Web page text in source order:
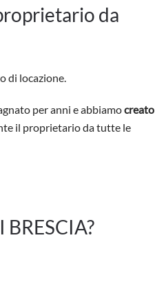
da
di locazione.
per anni e abbiamocreato
il proprietario da tutte le